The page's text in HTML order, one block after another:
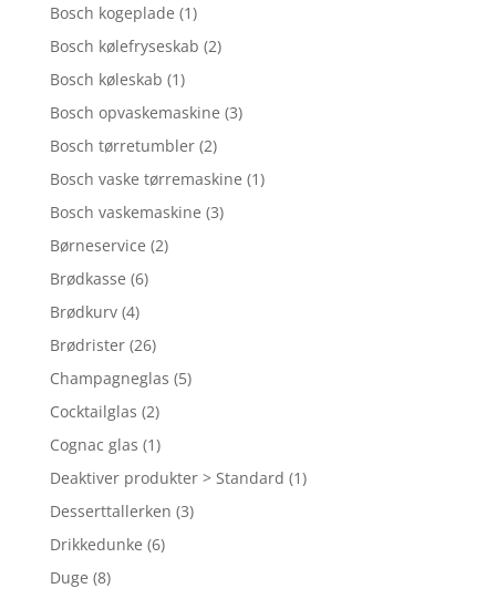
Bosch kogeplade (1)
Bosch kølefryseskab (2)
Bosch køleskab (1)
Bosch opvaskemaskine (3)
Bosch tørretumbler (2)
Bosch vaske tørremaskine (1)
Bosch vaskemaskine (3)
Børneservice (2)
Brødkasse (6)
Brødkurv (4)
Brødrister (26)
Champagneglas (5)
Cocktailglas (2)
Cognac glas (1)
Deaktiver produkter > Standard (1)
Desserttallerken (3)
Drikkedunke (6)
Duge (8)